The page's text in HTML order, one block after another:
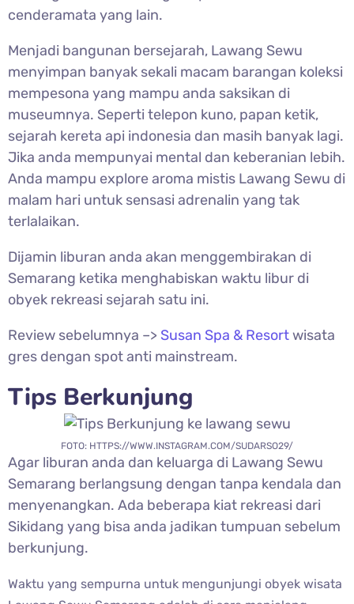
cenderamata yang lain.
Menjadi bangunan bersejarah, Lawang Sewu
menyimpan banyak sekali macam barangan koleksi
mempesona yang mampu anda saksikan di
museumnya. Seperti telepon kuno, papan ketik,
sejarah kereta api indonesia dan masih banyak lagi.
Jika anda mempunyai mental dan keberanian lebih.
Anda mampu explore aroma mistis Lawang Sewu di
malam hari untuk sensasi adrenalin yang tak
terlalaikan.
Dijamin liburan anda akan menggembirakan di
Semarang ketika menghabiskan waktu libur di
obyek rekreasi sejarah satu ini.
Review sebelumnya –> Susan Spa & Resortwisata
gres dengan spot anti mainstream.
Tips Berkunjung
FOTO: HTTPS://WWW.INSTAGRAM.COM/SUDARSO29/
Agar liburan anda dan keluarga di Lawang Sewu
Semarang berlangsung dengan tanpa kendala dan
menyenangkan. Ada beberapa kiat rekreasi dari
Sikidang yang bisa anda jadikan tumpuan sebelum
berkunjung.
Waktu yang sempurna untuk mengunjungi obyek wisata